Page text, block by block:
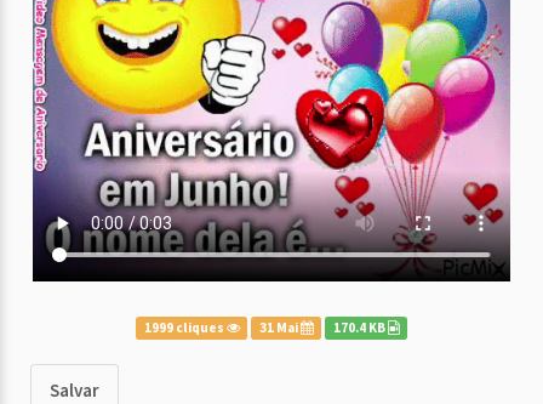
1999 cliques 31 Mai 170.4 KB
Salvar